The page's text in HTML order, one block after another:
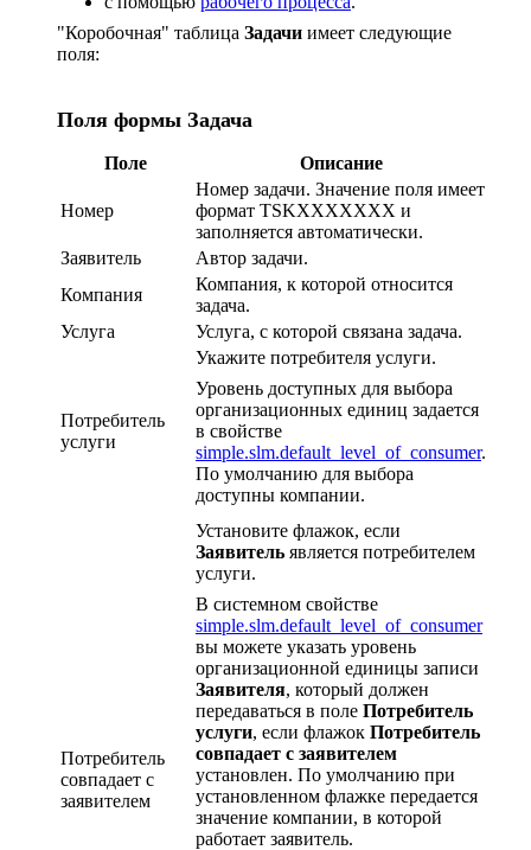
"Коробочная" таблица Задачи имеет следующие
поля:
Поля формы Задача
Поле Описание
Номер
Номер задачи. Значение поля имеет
формат TSKXXXXXXX и
заполняется автоматически.
Заявитель
Автор задачи.
Компания
Компания, к которой относится
задача.
Услуга
Услуга, с которой связана задача.
Потребитель
услуги
Укажите потребителя услуги.
Уровень доступных для выбора
организационных единиц задается
в свойстве
simple.slm.default_level_of_consumer.
По умолчанию для выбора
доступны компании.
Потребитель
совпадает c
заявителем
Установите флажок, если
Заявитель является потребителем
услуги.
В системном свойстве
simple.slm.default_level_of_consumer
вы можете указать уровень
организационной единицы записи
Заявителя, который должен
передаваться в поле Потребитель
услуги, если флажок Потребитель
совпадает с заявителем
установлен. По умолчанию при
установленном флажке передается
значение компании, в которой
работает заявитель.